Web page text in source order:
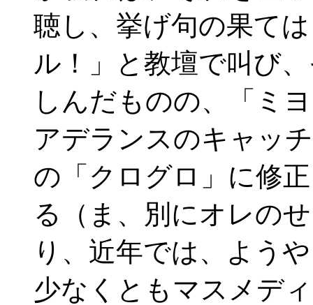
聴し、挙げ句の果て
ル！」と教壇で叫び
しんだものの、「ミ
アデランスのキャッ
の「クログロ」に修
る（ま、別にオレの
り、近年では、よう
少なくともマスメデ